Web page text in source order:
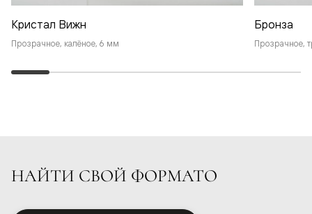
Кристал Вижн
Прозрачное, калёное, 6 мм
Бронза
Прозрачное,
НАЙТИ СВОЙ ФОРМАТО